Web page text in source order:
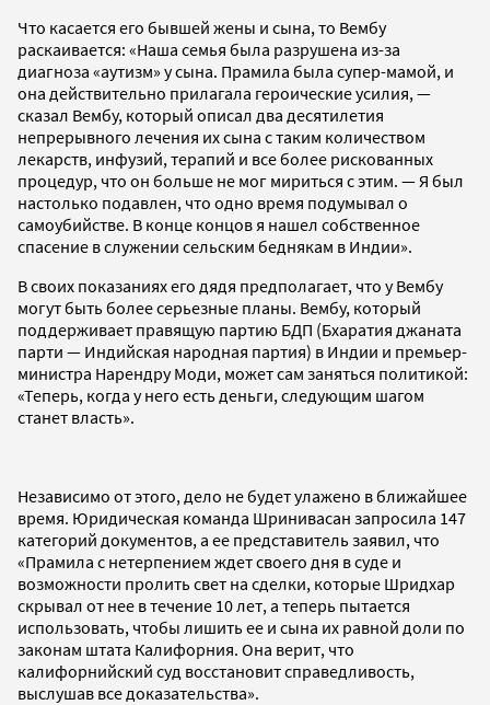
Что касается его бывшей жены и сына, то Вембу
раскаивается: «Наша семья была разрушена из-за
диагноза «аутизм» у сына. Прамила была супер-мамой, и
она действительно прилагала героические усилия, —
сказал Вембу, который описал два десятилетия
непрерывного лечения их сына с таким количеством
лекарств, инфузий, терапий и все более рискованных
процедур, что он больше не мог мириться с этим. — Я был
настолько подавлен, что одно время подумывал о
самоубийстве. В конце концов я нашел собственное
спасение в служении сельским беднякам в Индии».
В своих показаниях его дядя предполагает, что у Вембу
могут быть более серьезные планы. Вембу, который
поддерживает правящую партию БДП (Бхаратия джаната
парти — Индийская народная партия) в Индии и премьер-
министра Нарендру Моди, может сам заняться политикой:
«Теперь, когда у него есть деньги, следующим шагом
станет власть».
Независимо от этого, дело не будет улажено в ближайшее
время. Юридическая команда Шринивасан запросила 147
категорий документов, а ее представитель заявил, что
«Прамила с нетерпением ждет своего дня в суде и
возможности пролить свет на сделки, которые Шридхар
скрывал от нее в течение 10 лет, а теперь пытается
использовать, чтобы лишить ее и сына их равной доли по
законам штата Калифорния. Она верит, что
калифорнийский суд восстановит справедливость,
выслушав все доказательства».